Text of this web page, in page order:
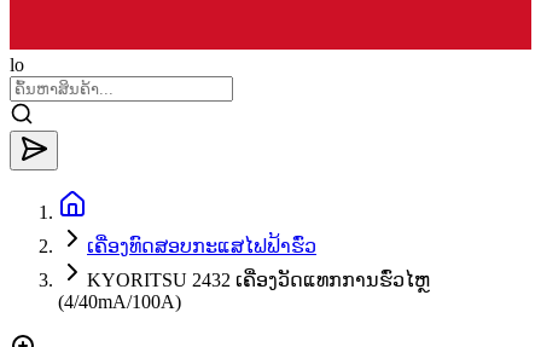
lo
ເຄື່ອງທົດສອບກະແສໄຟຟ້າຮົ່ວ
KYORITSU 2432 ເຄື່ອງວັດແທກການຮົ່ວໄຫຼ
(4/40mA/100A)